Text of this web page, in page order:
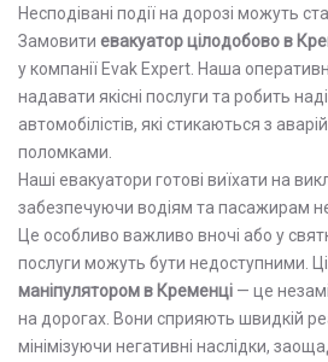
Несподівані події на дорозі можуть
Замовити евакуатор цілодобово в
у компанії Evak Expert. Наша
надавати якісні послуги та робить
автомобілістів, які стикаються з
поломками.
Наші евакуатори готові виїхати на
забезпечуючи водіям та пасажирам
Це особливо важливо вночі або у
послуги можуть бути недоступними.
маніпулятором в Кременці — це
на дорогах. Вони сприяють швидкій
мінімізуючи негативні наслідки,